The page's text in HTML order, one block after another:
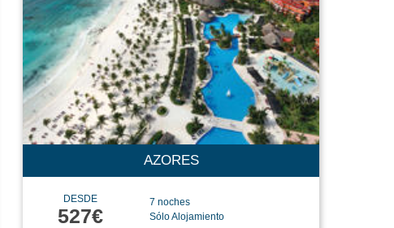
AZORES
DESDE
527€
7 noches
Sólo Alojamiento